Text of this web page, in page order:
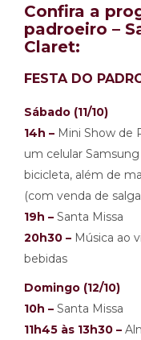
Confira a
padroeiro –
Claret:
FESTA DO
Sábado (11/10)
14h – Mini Show de
um celular Samsung
bicicleta, além de
(com venda de
19h – Santa Missa
20h30 – Música ao
bebidas
Domingo (12/10)
10h – Santa Missa
11h45 às 13h30 –